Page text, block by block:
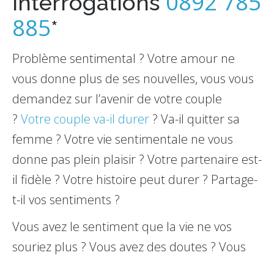
885*
Problème sentimental ? Votre amour ne
vous donne plus de ses nouvelles, vous vous
demandez sur l’avenir de votre couple
? Votre couple va-il durer ? Va-il quitter sa
femme ? Votre vie sentimentale ne vous
donne pas plein plaisir ? Votre partenaire est-
il fidèle ? Votre histoire peut durer ? Partage-
t-il vos sentiments ?
Vous avez le sentiment que la vie ne vos
souriez plus ? Vous avez des doutes ? Vous